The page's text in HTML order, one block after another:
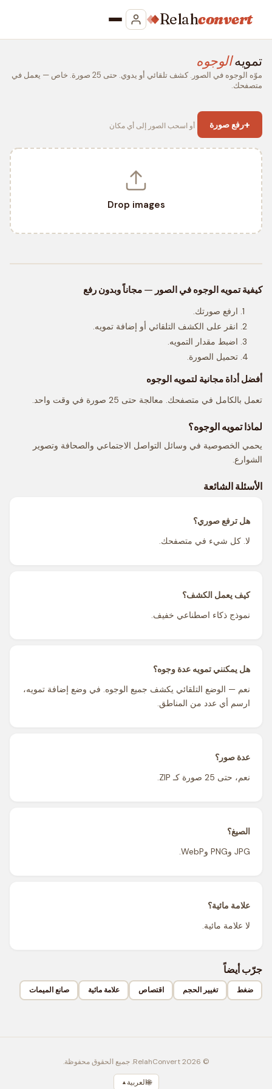
Relahconvert
تمويهالوجوه
موّه الوجوه في الصور. كشف تلقائي أو يدوي. حتى 25 صورة. خاص — يعمل في
متصفحك.
+رفع صورة أو اسحب الصور إلى أي مكان
Drop images
كيفية تمويه الوجوه في الصور — مجاناً وبدون رفع
ارفع صورتك.
انقر على الكشف التلقائي أو إضافة تمويه.
اضبط مقدار التمويه.
تحميل الصورة.
أفضل أداة مجانية لتمويه الوجوه
تعمل بالكامل في متصفحك. معالجة حتى 25 صورة في وقت واحد.
لماذا تمويه الوجوه؟
يحمي الخصوصية في وسائل التواصل الاجتماعي والصحافة وتصوير
الشوارع.
الأسئلة الشائعة
هل ترفع صوري؟
لا. كل شيء في متصفحك.
كيف يعمل الكشف؟
نموذج ذكاء اصطناعي خفيف.
هل يمكنني تمويه عدة وجوه؟
نعم — الوضع التلقائي يكشف جميع الوجوه. في وضع إضافة تمويه،
ارسم أي عدد من المناطق.
عدة صور؟
نعم، حتى 25 صورة كـ ZIP.
الصيغ؟
JPG وPNG وWebP.
علامة مائية؟
لا علامة مائية.
جرّب أيضاً
ضغط تغيير الحجم اقتصاص علامة مائية صانع الميمات
© 2026 RelahConvert. جميع الحقوق محفوظة.
🌐العربية ▲